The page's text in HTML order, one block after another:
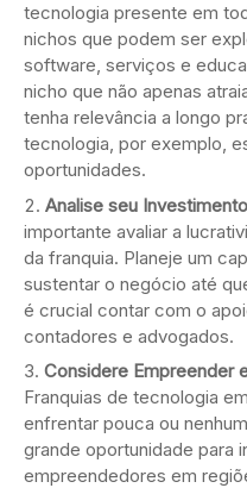
tecnologia presente em
nichos que podem ser
software, serviços e
nicho que não apenas
tenha relevância a longo
tecnologia, por exemplo,
oportunidades.
Analise seu Investimento
importante avaliar a
da franquia. Planeje um
sustentar o negócio até
é crucial contar com o
contadores e advogados.
Considere Empreender
Franquias de tecnologia
enfrentar pouca ou
grande oportunidade para
empreendedores em